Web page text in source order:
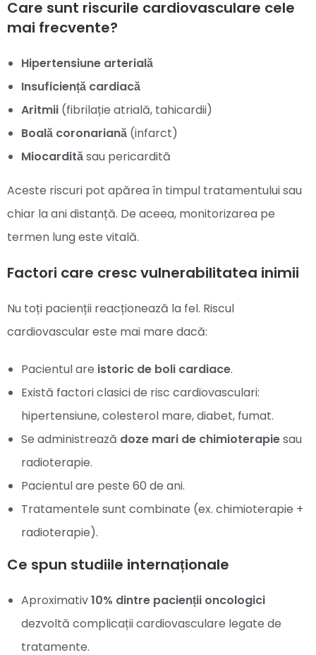
Care sunt riscurile cardiovasculare cele
mai frecvente?
Hipertensiune arterială
Insuficiență cardiacă
Aritmii (fibrilație atrială, tahicardii)
Boală coronariană (infarct)
Miocardităsau pericardită
Aceste riscuri pot apărea în timpul tratamentului sau
chiar la ani distanță. De aceea, monitorizarea pe
termen lung este vitală.
Factori care cresc vulnerabilitatea inimii
Nu toți pacienții reacționează la fel. Riscul
cardiovascular este mai mare dacă:
Pacientul are istoric de boli cardiace.
Există factori clasici de risc cardiovasculari:
hipertensiune, colesterol mare, diabet, fumat.
Se administrează doze mari de chimioterapiesau
radioterapie.
Pacientul are peste 60 de ani.
Tratamentele sunt combinate (ex. chimioterapie +
radioterapie).
Ce spun studiile internaționale
Aproximativ10% dintre pacienții oncologici
dezvoltă complicații cardiovasculare legate de
tratamente.